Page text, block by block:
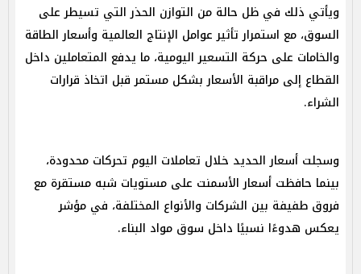
ويأتي ذلك في ظل حالة من التوازن الحذر التي تسيطر على
السوق، مع استمرار تأثير عوامل الإنتاج العالمية وأسعار الطاقة
والخامات على حركة التسعير اليومية، ما يدفع المتعاملين داخل
القطاع إلى مراقبة الأسعار بشكل مستمر قبل اتخاذ قرارات
الشراء.
وسجلت أسعار الحديد خلال تعاملات اليوم تحركات محدودة،
بينما حافظت أسعار الأسمنت على مستويات شبه مستقرة مع
فروق طفيفة بين الشركات والأنواع المختلفة، في مؤشر
يعكس هدوءًا نسبيًا داخل سوق مواد البناء.